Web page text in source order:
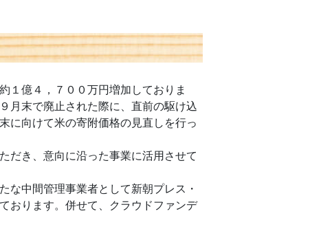
１億４，７００万円増加しておりま
月末で廃止された際に、直前の駆け込
に向けて米の寄附価格の見直しを行っ
だき、意向に沿った事業に活用させて
中間管理事業者として新朝プレス・
おります。併せて、クラウドファンデ